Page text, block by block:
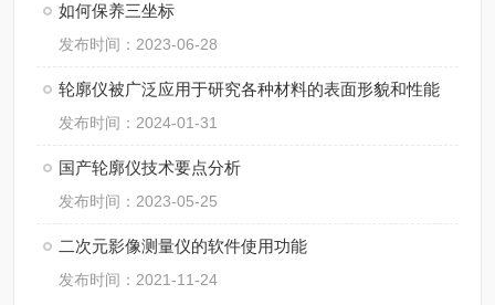
如何保养三坐标
发布时间：2023-06-28
轮廓仪被广泛应用于研究各种材料的表面形貌和性能
发布时间：2024-01-31
国产轮廓仪技术要点分析
发布时间：2023-05-25
二次元影像测量仪的软件使用功能
发布时间：2021-11-24